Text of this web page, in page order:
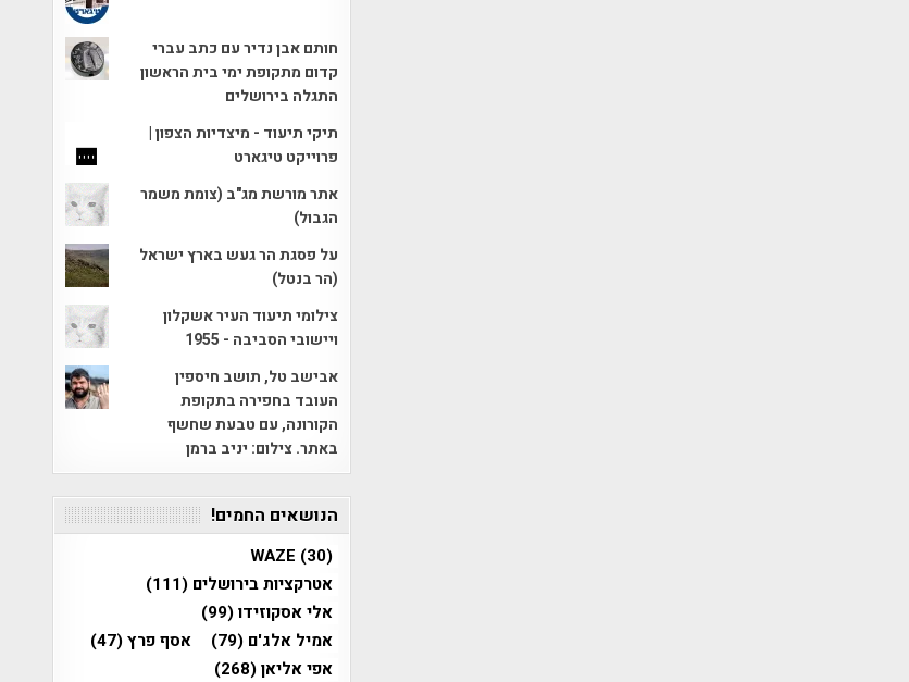
חותם אבן נדיר עם כתב עברי
קדום מתקופת ימי בית הראשון
התגלה בירושלים
תיקי תיעוד - מיצדיות הצפון |
פרוייקט טיגארט
אתר מורשת מג"ב (צומת משמר
הגבול)
על פסגת הר געש בארץ ישראל
(הר בנטל)
צילומי תיעוד העיר אשקלון
ויישובי הסביבה - 1955
אבישב טל, תושב חיספין
העובד בחפירה בתקופת
הקורונה, עם טבעת שחשף
באתר. צילום: יניב ברמן
הנושאים החמים!
WAZE (30)
אטרקציות בירושלים (111)
אלי אסקוזידו(99)
אמיל אלג'ם (79) אסף פרץ(47)
אפי אליאן(268)